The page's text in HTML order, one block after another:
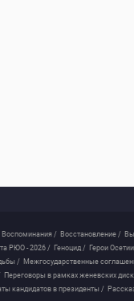
Воспоминания / Восстановление /
РЮО - 2026 / Геноцид / Герои
/ Межгосударственные
Переговоры в рамках женевских
кандидатов в президенты /